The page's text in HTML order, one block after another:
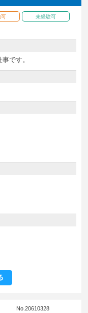
可 未経験可
です。
No.20610328